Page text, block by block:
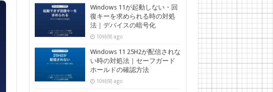
Windows 11が起動しない・回
復キーを求められる時の対処
法｜デバイスの暗号化
10時間 ago
Windows 11 25H2が配信されな
い時の対処法｜セーフガード
ホールドの確認方法
10時間 ago